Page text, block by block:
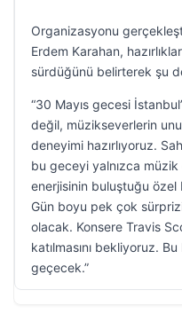
Organizasyonu
Erdem Karahan,
sürdüğünü belirterek şu
“30 Mayıs gecesi
değil, müzikseverlerin
deneyimi hazırlıyoruz.
bu geceyi yalnızca
enerjisinin buluştuğu özel
Gün boyu pek çok
olacak. Konsere Travis
katılmasını bekliyoruz.
geçecek.”